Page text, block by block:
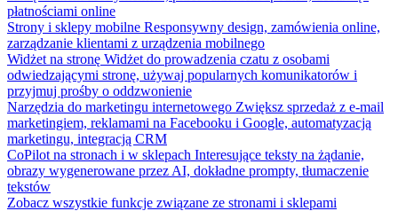
płatnościami online
Strony i sklepy mobilne Responsywny design, zamówienia online,
zarządzanie klientami z urządzenia mobilnego
Widżet na stronę Widżet do prowadzenia czatu z osobami
odwiedzającymi stronę, używaj popularnych komunikatorów i
przyjmuj prośby o oddzwonienie
Narzędzia do marketingu internetowego Zwiększ sprzedaż z e-mail
marketingiem, reklamami na Facebooku i Google, automatyzacją
marketingu, integracją CRM
CoPilot na stronach i w sklepach Interesujące teksty na żądanie,
obrazy wygenerowane przez AI, dokładne prompty, tłumaczenie
tekstów
Zobacz wszystkie funkcje związane ze stronami i sklepami